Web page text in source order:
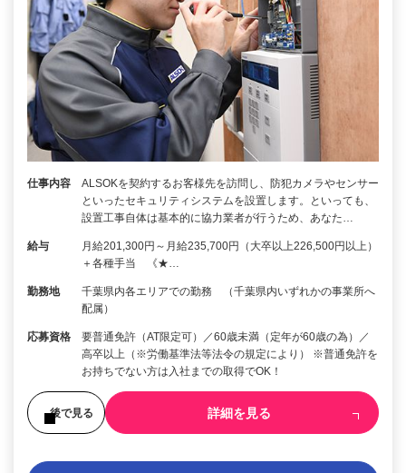
仕事内容
ALSOKを契約するお客様先を訪問し、防犯カメラやセンサー
といったセキュリティシステムを設置します。といっても、
設置工事自体は基本的に協力業者が行うため、あなた…
給与
月給201,300円～月給235,700円（大卒以上226,500円以上）
＋各種手当 《★…
勤務地
千葉県内各エリアでの勤務 （千葉県内いずれかの事業所へ
配属）
応募資格
要普通免許（AT限定可）／60歳未満（定年が60歳の為）／
高卒以上（※労働基準法等法令の規定により） ※普通免許を
お持ちでない方は入社までの取得でOK！
後で見る 詳細を見る